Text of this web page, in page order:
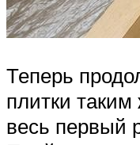
Теперь
плитки
весь первый